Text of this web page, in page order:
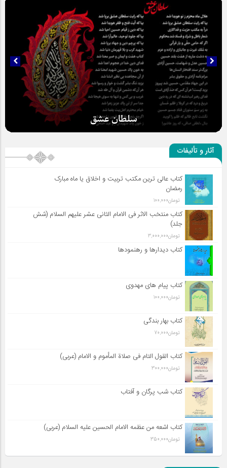
سلطان عشق
آثار و تألیفات
کتاب عالی ترین مکتب تربیت و اخلاق یا ماه مبارک
رمضان
تومان100,000
کتاب منتخب الاثر فی الامام الثانی عشر علیهم السلام (شش
جلد)
تومان3,000,000
کتاب دیدارها و رهنمودها
کتاب پیام های مهدوی
تومان100,000
کتاب بهار بندگی
تومان70,000
کتاب القول التام فی صلاة المأموم و الامام (عربی)
تومان300,000
کتاب شب پرگان و آفتاب
کتاب اشعه من عظمه الامام الحسین علیه السلام (عربی)
تومان350,000